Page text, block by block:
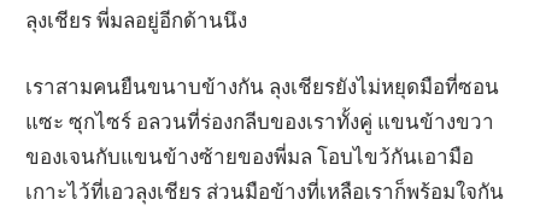
ลุงเชียร พี่มลอยู่อีกด้านนึง
เราสามคนยืนขนาบข้างกัน ลุงเชียรยังไม่หยุดมือที่ซอน
แซะ ซุกไซร์ อลวนที่ร่องกลีบของเราทั้งคู่ แขนข้างขวา
ของเจนกับแขนข้างซ้ายของพี่มล โอบไขว้กันเอามือ
เกาะไว้ที่เอวลุงเชียร ส่วนมือข้างที่เหลือเราก็พร้อมใจกัน